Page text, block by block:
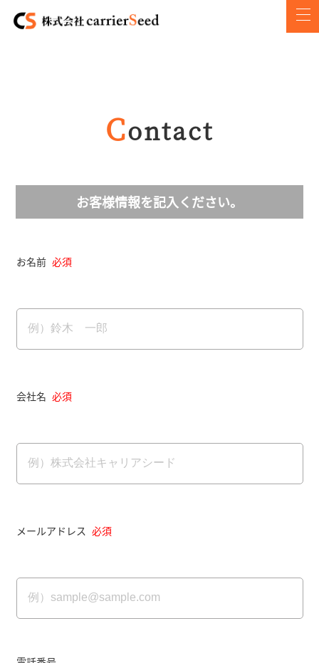
COntact
お客様情報を記入ください。
お名前 必須
会社名 必須
メールアドレス 必須